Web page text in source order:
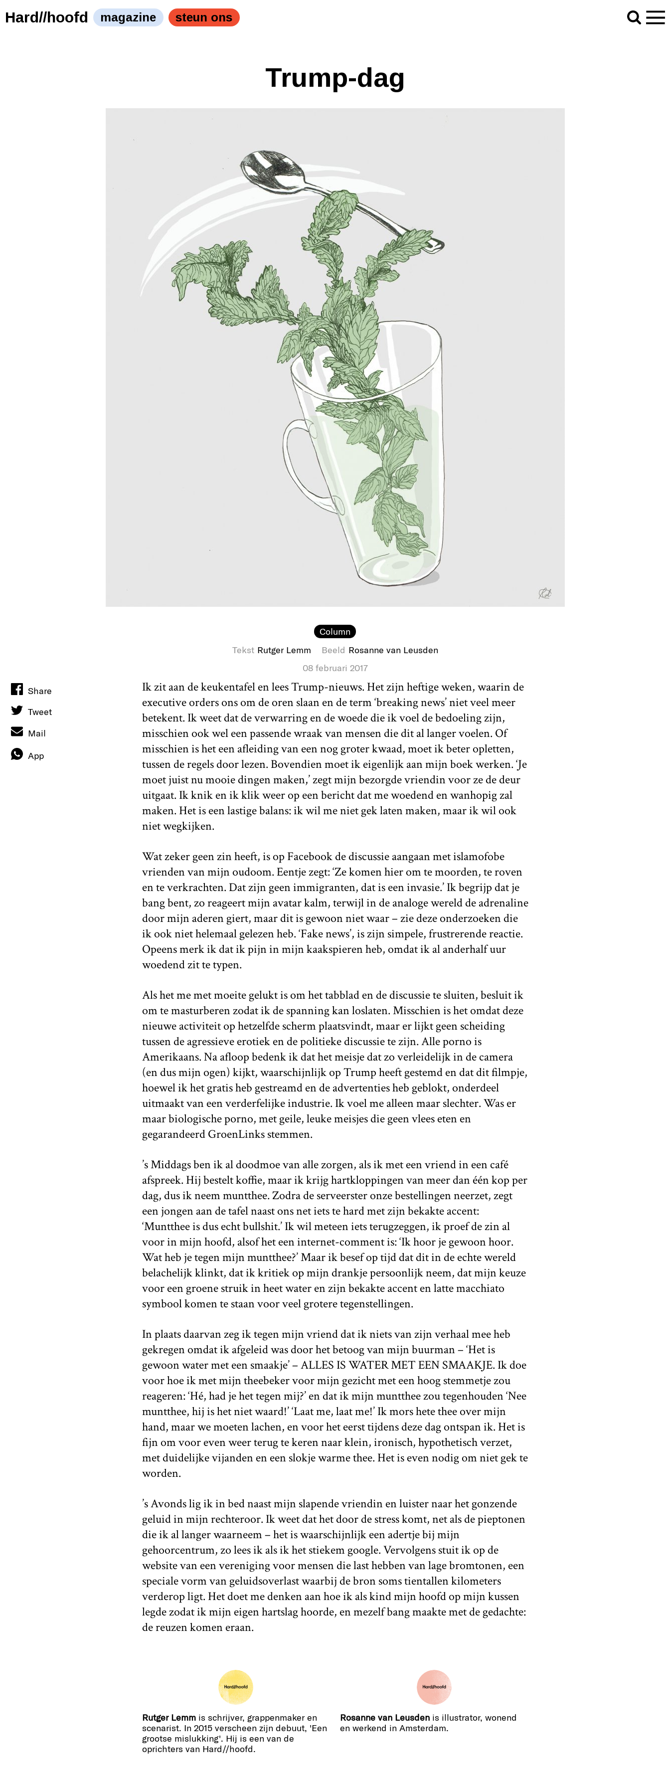
Hard//hoofd magazine steun ons
Trump-dag
Column
Tekst Rutger Lemm Beeld Rosanne van Leusden
08 februari 2017
Ik zit aan de keukentafel en lees Trump-nieuws. Het zijn heftige weken, waarin de
executive orders ons om de oren slaan en de term ‘breaking news’ niet veel meer
betekent. Ik weet dat de verwarring en de woede die ik voel de bedoeling zijn,
misschien ook wel een passende wraak van mensen die dit al langer voelen. Of
misschien is het een afleiding van een nog groter kwaad, moet ik beter opletten,
tussen de regels door lezen. Bovendien moet ik eigenlijk aan mijn boek werken. ‘Je
moet juist nu mooie dingen maken,’ zegt mijn bezorgde vriendin voor ze de deur
uitgaat. Ik knik en ik klik weer op een bericht dat me woedend en wanhopig zal
maken. Het is een lastige balans: ik wil me niet gek laten maken, maar ik wil ook
niet wegkijken.
Wat zeker geen zin heeft, is op Facebook de discussie aangaan met islamofobe
vrienden van mijn oudoom. Eentje zegt: ‘Ze komen hier om te moorden, te roven
en te verkrachten. Dat zijn geen immigranten, dat is een invasie.’ Ik begrijp dat je
bang bent, zo reageert mijn avatar kalm, terwijl in de analoge wereld de adrenaline
door mijn aderen giert, maar dit is gewoon niet waar – zie deze onderzoeken die
ik ook niet helemaal gelezen heb. ‘Fake news’, is zijn simpele, frustrerende reactie.
Opeens merk ik dat ik pijn in mijn kaakspieren heb, omdat ik al anderhalf uur
woedend zit te typen.
Als het me met moeite gelukt is om het tabblad en de discussie te sluiten, besluit ik
om te masturberen zodat ik de spanning kan loslaten. Misschien is het omdat deze
nieuwe activiteit op hetzelfde scherm plaatsvindt, maar er lijkt geen scheiding
tussen de agressieve erotiek en de politieke discussie te zijn. Alle porno is
Amerikaans. Na afloop bedenk ik dat het meisje dat zo verleidelijk in de camera
(en dus mijn ogen) kijkt, waarschijnlijk op Trump heeft gestemd en dat dit filmpje,
hoewel ik het gratis heb gestreamd en de advertenties heb geblokt, onderdeel
uitmaakt van een verderfelijke industrie. Ik voel me alleen maar slechter. Was er
maar biologische porno, met geile, leuke meisjes die geen vlees eten en
gegarandeerd GroenLinks stemmen.
’s Middags ben ik al doodmoe van alle zorgen, als ik met een vriend in een café
afspreek. Hij bestelt koffie, maar ik krijg hartkloppingen van meer dan één kop per
dag, dus ik neem muntthee. Zodra de serveerster onze bestellingen neerzet, zegt
een jongen aan de tafel naast ons net iets te hard met zijn bekakte accent:
‘Muntthee is dus echt bullshit.’ Ik wil meteen iets terugzeggen, ik proef de zin al
voor in mijn hoofd, alsof het een internet-comment is: ‘Ik hoor je gewoon hoor.
Wat heb je tegen mijn muntthee?’ Maar ik besef op tijd dat dit in de echte wereld
belachelijk klinkt, dat ik kritiek op mijn drankje persoonlijk neem, dat mijn keuze
voor een groene struik in heet water en zijn bekakte accent en latte macchiato
symbool komen te staan voor veel grotere tegenstellingen.
In plaats daarvan zeg ik tegen mijn vriend dat ik niets van zijn verhaal mee heb
gekregen omdat ik afgeleid was door het betoog van mijn buurman – ‘Het is
gewoon water met een smaakje’ – ALLES IS WATER MET EEN SMAAKJE. Ik doe
voor hoe ik met mijn theebeker voor mijn gezicht met een hoog stemmetje zou
reageren: ‘Hé, had je het tegen mij?’ en dat ik mijn muntthee zou tegenhouden ‘Nee
muntthee, hij is het niet waard!’ ‘Laat me, laat me!’ Ik mors hete thee over mijn
hand, maar we moeten lachen, en voor het eerst tijdens deze dag ontspan ik. Het is
fijn om voor even weer terug te keren naar klein, ironisch, hypothetisch verzet,
met duidelijke vijanden en een slokje warme thee. Het is even nodig om niet gek te
worden.
’s Avonds lig ik in bed naast mijn slapende vriendin en luister naar het gonzende
geluid in mijn rechteroor. Ik weet dat het door de stress komt, net als de pieptonen
die ik al langer waarneem – het is waarschijnlijk een adertje bij mijn
gehoorcentrum, zo lees ik als ik het stiekem google. Vervolgens stuit ik op de
website van een vereniging voor mensen die last hebben van lage bromtonen, een
speciale vorm van geluidsoverlast waarbij de bron soms tientallen kilometers
verderop ligt. Het doet me denken aan hoe ik als kind mijn hoofd op mijn kussen
legde zodat ik mijn eigen hartslag hoorde, en mezelf bang maakte met de gedachte:
de reuzen komen eraan.
Share
Tweet
Mail
App
Rutger Lemmis schrijver, grappenmaker en
scenarist. In 2015 verscheen zijn debuut, 'Een
grootse mislukking'. Hij is een van de
oprichters van Hard//hoofd.
Rosanne van Leusden is illustrator, wonend
en werkend in Amsterdam.